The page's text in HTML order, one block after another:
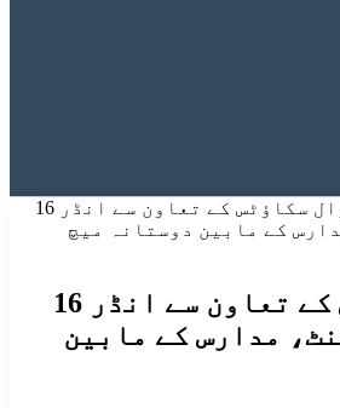
چترال سکاؤٹس کے تعاون سے انڈر 16
کے مابین دوستانہ میچ
چترال سکاؤٹس کے تعاون سے انڈر 16
مدارس کے مابین